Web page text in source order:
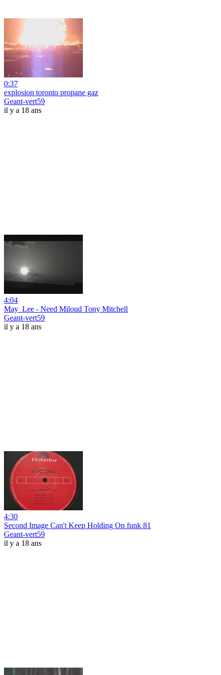
0:37
explosion toronto propane gaz
Geant-vert59
il y a 18 ans
4:04
May_Lee - Need Miloud Tony Mitchell
Geant-vert59
il y a 18 ans
4:30
Second Image Can't Keep Holding On funk 81
Geant-vert59
il y a 18 ans